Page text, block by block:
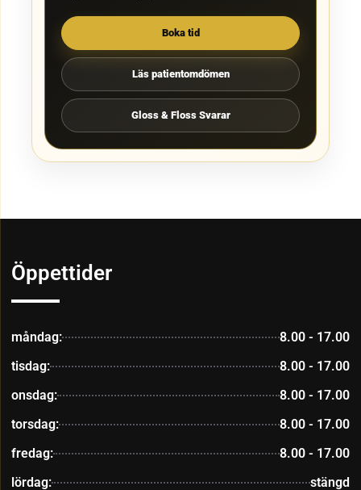
Boka tid
Läs patientomdömen
Gloss & Floss Svarar
Öppettider
måndag:
8.00 - 17.00
tisdag:
8.00 - 17.00
onsdag:
8.00 - 17.00
torsdag:
8.00 - 17.00
fredag:
8.00 - 17.00
lördag:
stängd